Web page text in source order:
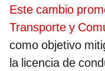
Este cambio
Transporte y
como objetivo
la licencia de